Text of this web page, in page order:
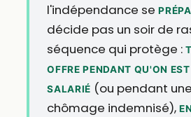
l'indépendance se
décide pas un soir de
séquence qui protège :
OFFRE PENDANT QU'ON
SALARIÉ (ou pendant
chômage indemnisé),